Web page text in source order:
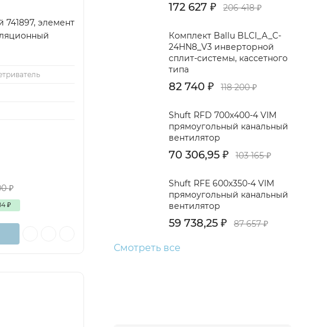
741897, элемент
₽
₽
172 627 ₽ 206 418₽
Комплект Ballu BLCI_A_C-
24HN8_V3 инверторной
сплит-системы, кассетного
типа
82 740 ₽ 118 200₽
Shuft RFD 700x400-4 VIM
прямоугольный канальный
вентилятор
70 306,95 ₽ 103 165₽
Shuft RFE 600x350-4 VIM
прямоугольный канальный
вентилятор
59 738,25 ₽ 87 657₽
Смотреть все